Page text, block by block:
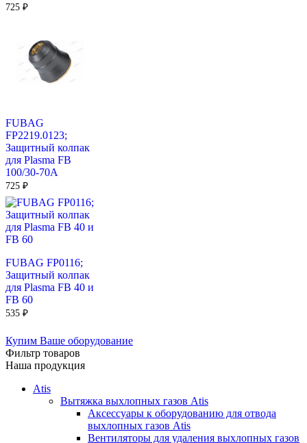
725 ₽
FUBAG
FP2219.0123;
Защитный колпак
для Plasma FB
100/30-70A
725 ₽
FUBAG FP0116;
Защитный колпак
для Plasma FB 40 и
FB 60
535 ₽
Купим Ваше оборудование
Фильтр товаров
Наша продукция
Atis
Вытяжка выхлопных газов Atis
Аксессуары к оборудованию для отвода
выхлопных газов Atis
Вентиляторы для удаления выхлопных газов